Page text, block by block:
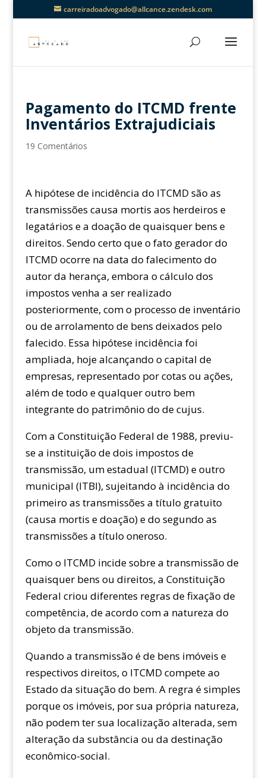
carreiradoadvogado@allcance.zendesk.com
Pagamento do ITCMD frente
Inventários Extrajudiciais
19 Comentários
A hipótese de incidência do ITCMD são as
transmissões causa mortis aos herdeiros e
legatários e a doação de quaisquer bens e
direitos. Sendo certo que o fato gerador do
ITCMD ocorre na data do falecimento do
autor da herança, embora o cálculo dos
impostos venha a ser realizado
posteriormente, com o processo de inventário
ou de arrolamento de bens deixados pelo
falecido. Essa hipótese incidência foi
ampliada, hoje alcançando o capital de
empresas, representado por cotas ou ações,
além de todo e qualquer outro bem
integrante do patrimônio do de cujus.
Com a Constituição Federal de 1988, previu-
se a instituição de dois impostos de
transmissão, um estadual (ITCMD) e outro
municipal (ITBI), sujeitando à incidência do
primeiro as transmissões a título gratuito
(causa mortis e doação) e do segundo as
transmissões a título oneroso.
Como o ITCMD incide sobre a transmissão de
quaisquer bens ou direitos, a Constituição
Federal criou diferentes regras de fixação de
competência, de acordo com a natureza do
objeto da transmissão.
Quando a transmissão é de bens imóveis e
respectivos direitos, o ITCMD compete ao
Estado da situação do bem. A regra é simples
porque os imóveis, por sua própria natureza,
não podem ter sua localização alterada, sem
alteração da substância ou da destinação
econômico-social.